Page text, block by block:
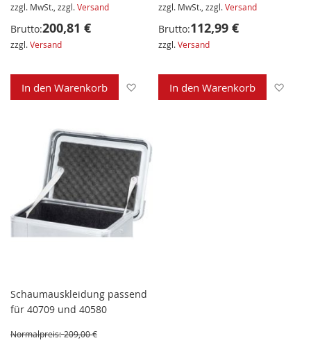
zzgl. MwSt., zzgl.Versand
Brutto:200,81 €
zzgl.Versand
In den Warenkorb Zur Wunschliste hinzufügen
zzgl. MwSt., zzgl.Versand
Brutto:112,99 €
zzgl.Versand
In den Warenkorb
Schaumauskleidung passend
für 40709 und 40580
Normalpreis: 209,00 €